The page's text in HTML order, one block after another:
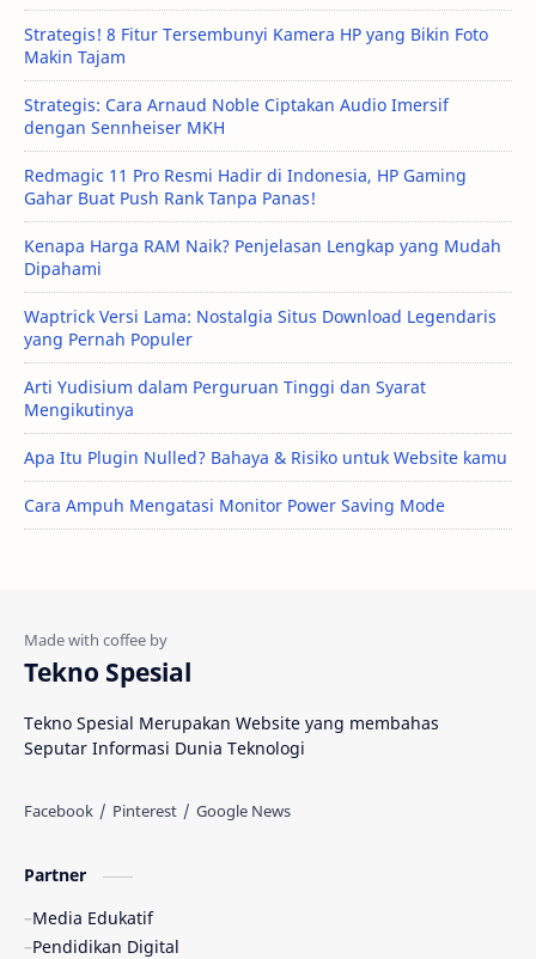
Strategis! 8 Fitur Tersembunyi Kamera HP yang Bikin Foto
Makin Tajam
Strategis: Cara Arnaud Noble Ciptakan Audio Imersif
dengan Sennheiser MKH
Redmagic 11 Pro Resmi Hadir di Indonesia, HP Gaming
Gahar Buat Push Rank Tanpa Panas!
Kenapa Harga RAM Naik? Penjelasan Lengkap yang Mudah
Dipahami
Waptrick Versi Lama: Nostalgia Situs Download Legendaris
yang Pernah Populer
Arti Yudisium dalam Perguruan Tinggi dan Syarat
Mengikutinya
Apa Itu Plugin Nulled? Bahaya & Risiko untuk Website kamu
Cara Ampuh Mengatasi Monitor Power Saving Mode
Tekno Spesial
Tekno Spesial Merupakan Website yang membahas
Seputar Informasi Dunia Teknologi
Partner
Media Edukatif
Pendidikan Digital